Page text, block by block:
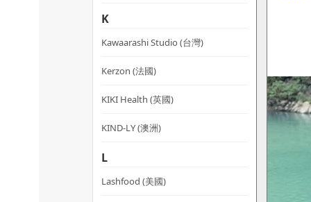
K
Kawaarashi Studio (台灣)
Kerzon (法國)
KIKI Health (英國)
KIND-LY (澳洲)
L
Lashfood (美國)
mimingmart.com/【售出超過…